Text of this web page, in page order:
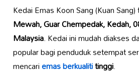
Kedai Emas Koon Sang (Kuan
Mewah, Guar Chempedak, Kedah,
Malaysia. Kedai ini mudah diakses
popular bagi penduduk setempat
mencariemas berkualititinggi.